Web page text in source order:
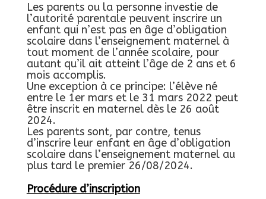
Les parents ou la personne investie de
l’autorité parentale peuvent inscrire un
enfant qui n’est pas en âge d’obligation
scolaire dans l’enseignement maternel à
tout moment de l’année scolaire, pour
autant qu’il ait atteint l’âge de 2 ans et 6
mois accomplis.
Une exception à ce principe: l’élève né
entre le 1er mars et le 31 mars 2022 peut
être inscrit en maternel dès le 26 août
2024.
Les parents sont, par contre, tenus
d’inscrire leur enfant en âge d’obligation
scolaire dans l’enseignement maternel au
plus tard le premier 26/08/2024.
Procédure d’inscription